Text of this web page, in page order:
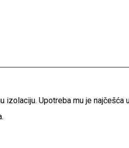
Upotreba mu je